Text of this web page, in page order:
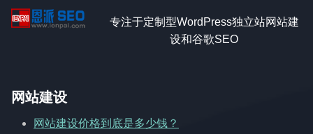
专注于定制型WordPress独立站网站建
设和谷歌SEO
网站建设
网站建设价格到底是多少钱？